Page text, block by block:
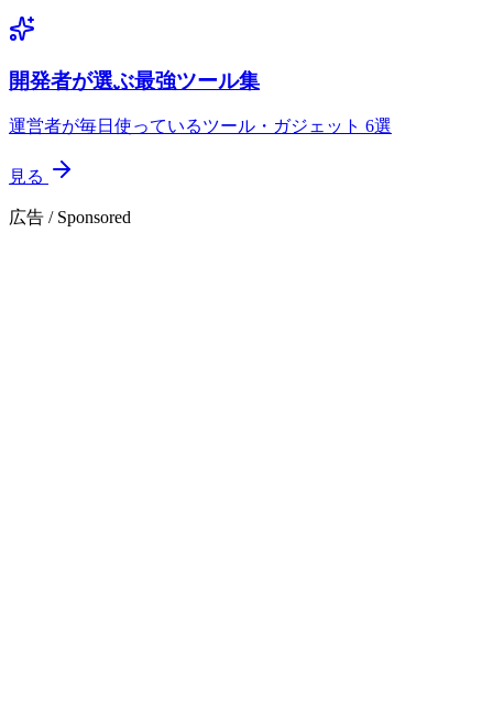
開発者が選ぶ最強ツール集
運営者が毎日使っているツール・ガジェット 6選
見る
広告 / Sponsored